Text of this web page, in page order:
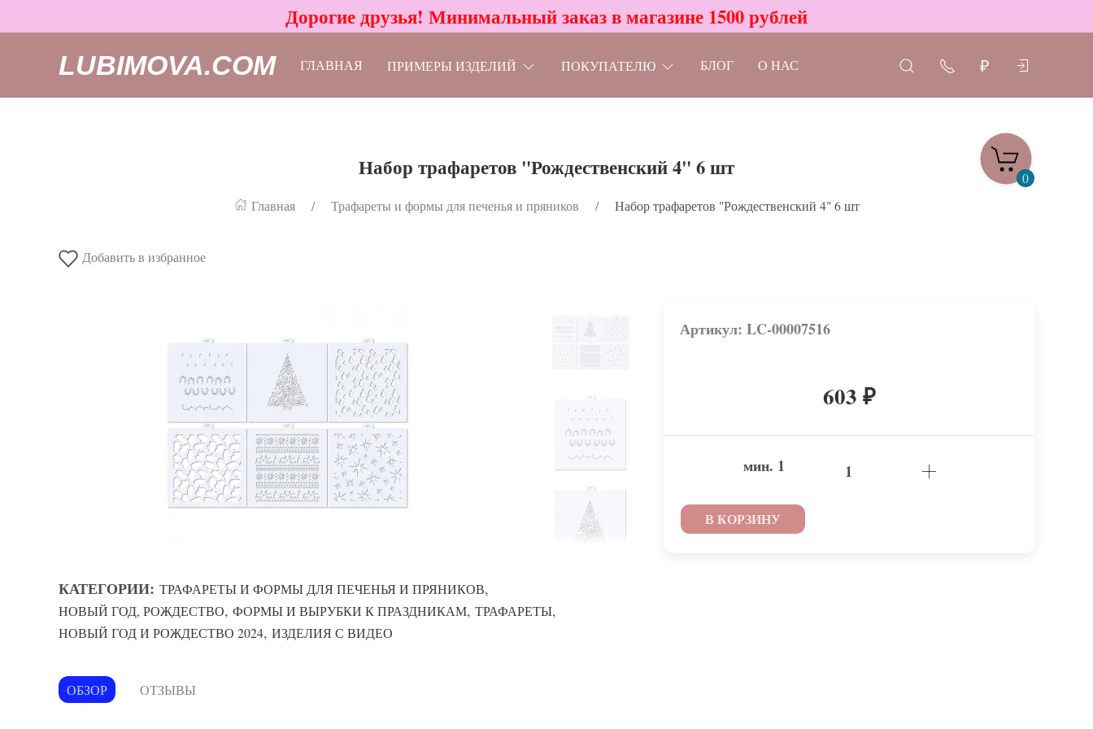
Дорогие друзья! Минимальный заказ в магазине 1500 рублей
LUBIMOVA.COM ГЛАВНАЯ ПРИМЕРЫ ИЗДЕЛИЙ ПОКУПАТЕЛЮ БЛОГ О НАС ₽
0
Набор трафаретов "Рождественский 4" 6 шт
Главная Трафареты и формы для печенья и пряников Набор трафаретов "Рождественский 4" 6 шт
Добавить в избранное
КАТЕГОРИИ: ТРАФАРЕТЫ И ФОРМЫ ДЛЯ ПЕЧЕНЬЯ И ПРЯНИКОВ,
НОВЫЙ ГОД, РОЖДЕСТВО, ФОРМЫ И ВЫРУБКИ К ПРАЗДНИКАМ, ТРАФАРЕТЫ,
НОВЫЙ ГОД И РОЖДЕСТВО 2024, ИЗДЕЛИЯ С ВИДЕО
ОБЗОР ОТЗЫВЫ
Артикул: LC-00007516
603 ₽
мин. 1
В КОРЗИНУ